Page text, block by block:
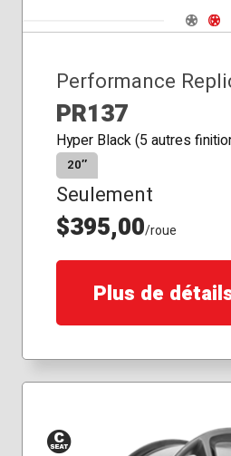
Performance
PR137
Hyper Black (5 autres
20″
Seulement
$395,00/roue
Plus de